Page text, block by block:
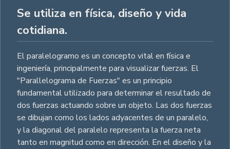
Se utiliza en física, diseño y vida
cotidiana.
El paralelogramo es un concepto vital en física e
ingeniería, principalmente para visualizar fuerzas. El
"Parallelograma de Fuerzas" es un principio
fundamental utilizado para determinar el resultado de
dos fuerzas actuando sobre un objeto. Las dos fuerzas
se dibujan como los lados adyacentes de un paralelo,
y la diagonal del paralelo representa la fuerza neta
tanto en magnitud como en dirección. En el diseño y la